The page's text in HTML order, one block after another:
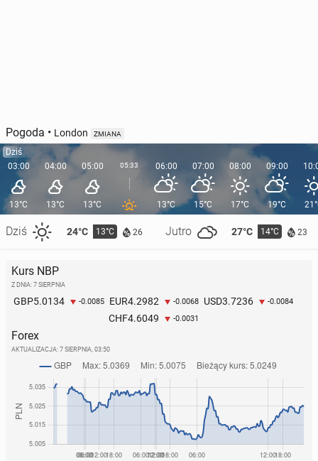
Pogoda • London ZMIANA
Dziś
03:00
13°C
Dziś 24°C 13°C 26 Jutro 27°C 14°C 23
04:00
13°C
05:00
13°C
05:33 06:00
13°C
07:00
15°C
08:00
17°C
09:00
19°C
Kurs NBP
Z DNIA: 7 SIERPNIA
GBP5.0134 -0.0085 EUR4.2982 -0.0068 USD3.7236 -0.0084
CHF4.6049 -0.0031
Forex
AKTUALIZACJA: 7 SIERPNIA, 03:50